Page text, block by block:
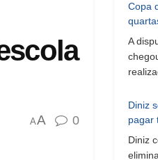
AA 0
Copa
A
Diniz
pagar
Diniz